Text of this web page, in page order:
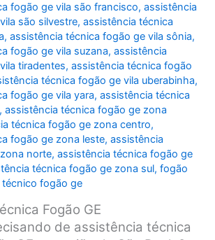
fogão ge vila são francisco,assistência
são silvestre,assistência técnica
,assistência técnica fogão ge vila sônia,
fogão ge vila suzana,assistência
tiradentes,assistência técnica fogão
técnica fogão ge vila uberabinha,
fogão ge vila yara,assistência técnica
,assistência técnica fogão ge zona
técnica fogão ge zona centro,
fogão ge zona leste,assistência
norte,assistência técnica fogão ge
técnica fogão ge zona sul,fogão
técnico fogão ge
Fogão GE
de assistência técnica